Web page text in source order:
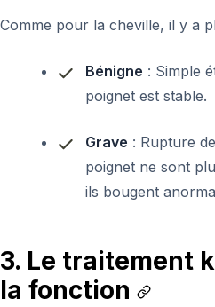
Comme pour la cheville, il y a
Bénigne : Simple
poignet est stable.
Grave : Rupture
poignet ne sont
ils bougent
3. Le traitement
la fonction